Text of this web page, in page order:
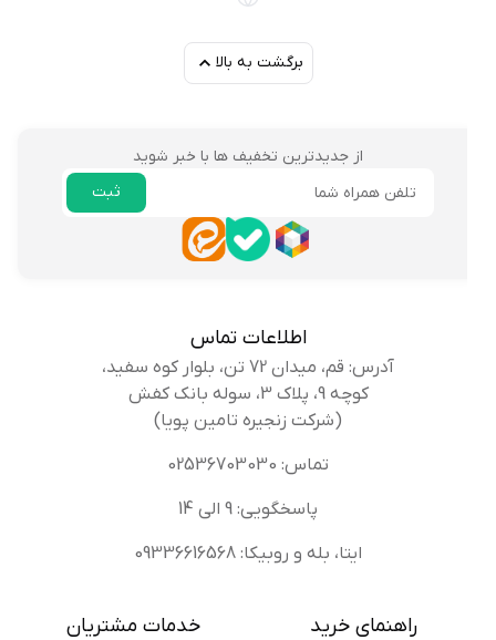
برگشت به بالا
از جدیدترین تخفیف ها با خبر شوید
اطلاعات تماس
آدرس: قم، میدان 72 تن، بلوار کوه سفید،
کوچه 9، پلاک 3، سوله بانک کفش
(شرکت زنجیره تامین پویا)
تماس: 02536703030
پاسخگویی: 9 الی 14
ایتا، بله و روبیکا: 09336616568
راهنمای خرید خدمات مشتریان